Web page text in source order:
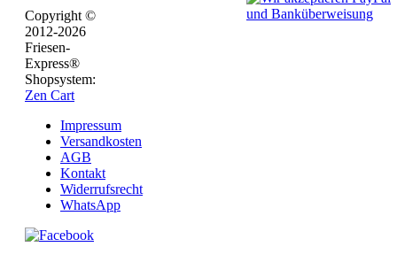
Copyright ©
2012-2026
Friesen-
Express®
Shopsystem:
Zen Cart
Impressum
Versandkosten
AGB
Kontakt
Widerrufsrecht
WhatsApp